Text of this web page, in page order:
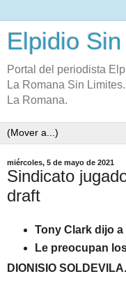
Elpidio
Portal del periodista
La Romana Sin
La Romana.
miércoles, 5 de mayo de 2021
Sindicato
draft
Tony Clark dijo
Le preocupan
DIONISIO SOLDEVILA.